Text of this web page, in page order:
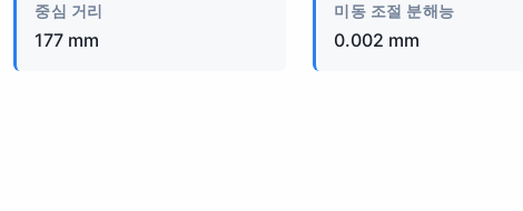
중심 거리
177 mm
미동 조절 분해능
0.002 mm